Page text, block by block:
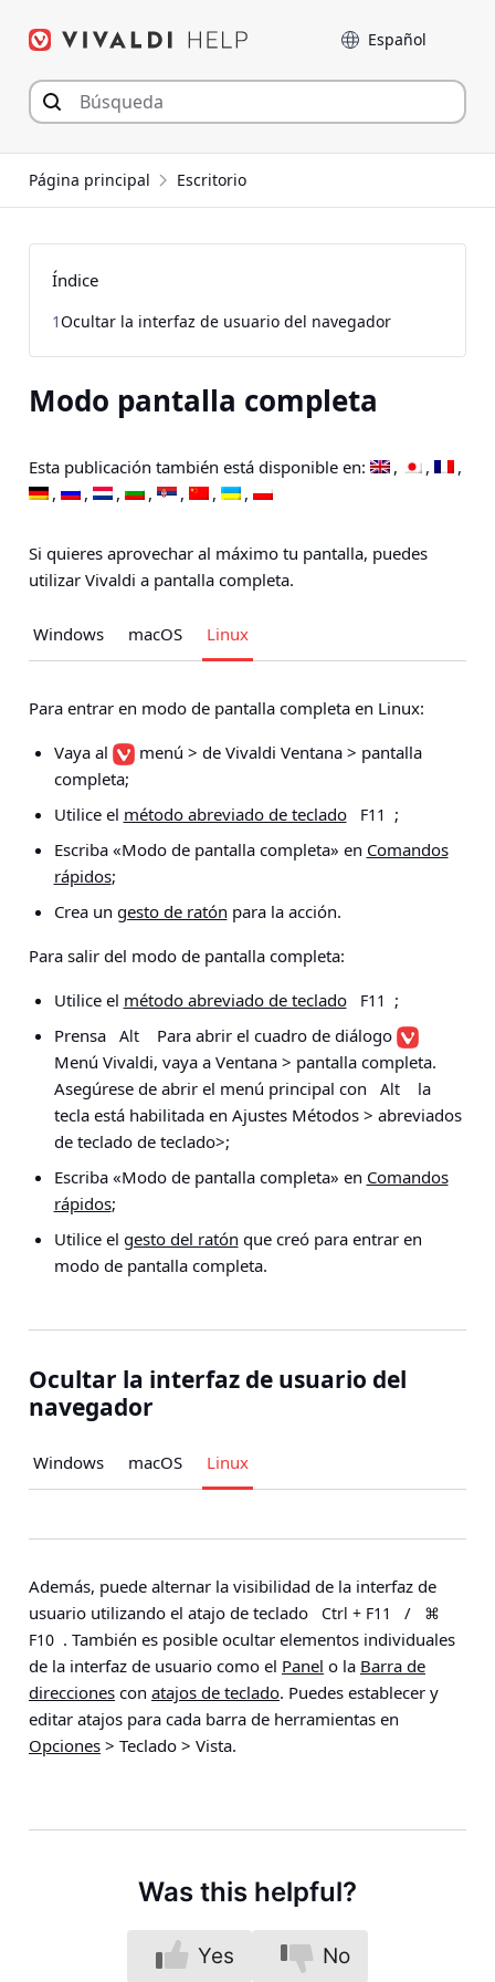
Language
Página principal Escritorio
Modo pantalla completa
Esta publicación también está disponible en:
Si quieres aprovechar al máximo tu pantalla, puedes
utilizar Vivaldi a pantalla completa.
Windows macOS Linux
Para entrar en modo de pantalla completa en Linux:
Vaya al
menú > de Vivaldi Ventana > pantalla
completa;
Utilice el método abreviado de teclado F11
;
Escriba «Modo de pantalla completa» en Comandos
rápidos;
Crea un gesto de ratón para la acción.
Para salir del modo de pantalla completa:
Utilice el método abreviado de teclado F11
;
Prensa
Alt
Para abrir el cuadro de diálogo
Menú Vivaldi, vaya a Ventana > pantalla completa.
Asegúrese de abrir el menú principal con
Alt
la
tecla está habilitada en Ajustes Métodos > abreviados
de teclado de teclado>;
Escriba «Modo de pantalla completa» en Comandos
rápidos;
Utilice el gesto del ratón que creó para entrar en
modo de pantalla completa.
Ocultar la interfaz de usuario del
navegador
Windows macOS Linux
Además, puede alternar la visibilidad de la interfaz de
usuario utilizando el atajo de teclado
Ctrl + F11 /
⌘
F10 . También es posible ocultar elementos individuales
de la interfaz de usuario como el Panel o la Barra de
direcciones con atajos de teclado. Puedes establecer y
editar atajos para cada barra de herramientas en
Opciones > Teclado > Vista.
Was this helpful?
Yes No
Índice
1Ocultar la interfaz de usuario del navegador